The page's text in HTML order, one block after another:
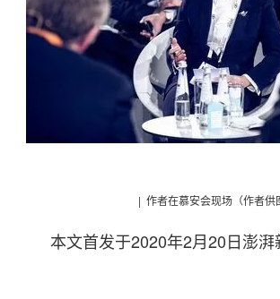
| 作者在慕安会现场（作者供
本文首发于2020年2月20日澎湃